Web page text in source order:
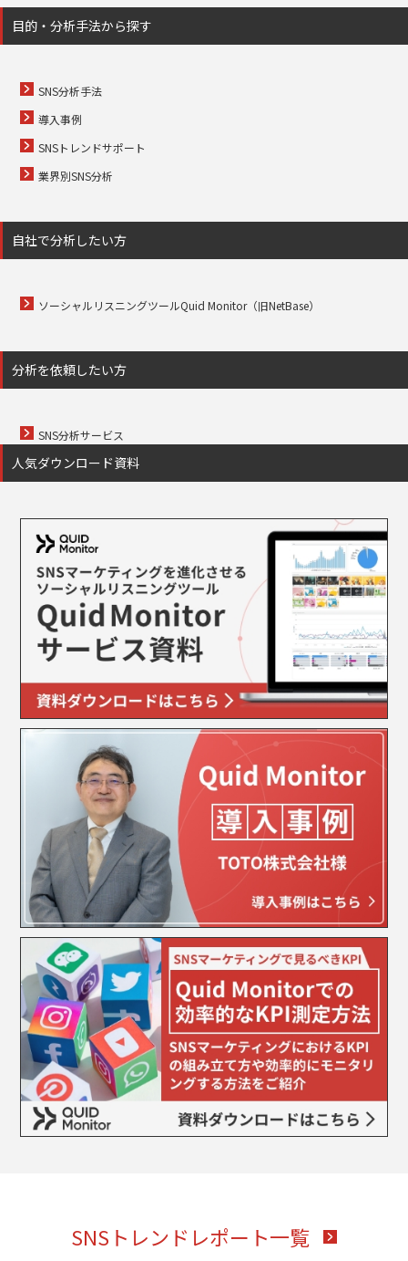
目的・分析手法から探す
SNS分析手法
導入事例
SNSトレンドサポート
業界別SNS分析
自社で分析したい方
ソーシャルリスニングツールQuid Monitor（旧NetBase）
分析を依頼したい方
SNS分析サービス
人気ダウンロード資料
SNSトレンドレポート一覧